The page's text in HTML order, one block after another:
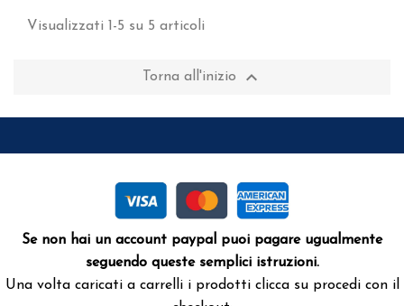
Visualizzati 1-5 su 5 articoli
Torna all'inizio 
Se non hai un account paypal puoi pagare ugualmente
seguendo queste semplici istruzioni.
Una volta caricati a carrelli i prodotti clicca su procedi con il